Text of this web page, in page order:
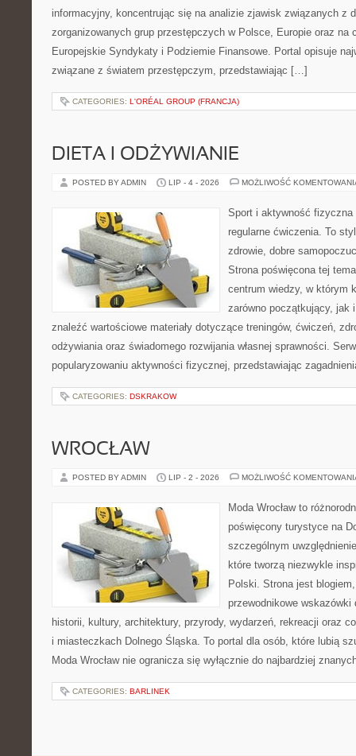
informacyjny, koncentrując się na analizie zjawisk związanych z
zorganizowanych grup przestępczych w Polsce, Europie oraz na
Europejskie Syndykaty i Podziemie Finansowe. Portal opisuje
związane z światem przestępczym, przedstawiając […]
CATEGORIES: L'ORÉAL GROUP (FRANCJA)
DIETA I ODŻYWIANIE
POSTED BY ADMIN LIP - 4 - 2026 MOŻLIWOŚĆ
Sport i aktywność
regularne ćwiczenia. To
zdrowie, dobre
Strona poświęcona tej
centrum wiedzy, w którym
zarówno początkujący, jak
znaleźć wartościowe materiały dotyczące treningów, ćwiczeń,
odżywiania oraz świadomego rozwijania własnej sprawności.
popularyzowaniu aktywności fizycznej, przedstawiając
CATEGORIES: DSKRAKOW
WROCŁAW
POSTED BY ADMIN LIP - 2 - 2026 MOŻLIWOŚĆ
Moda Wrocław to
poświęcony turystyce na
szczególnym
które tworzą niezwykle
Polski. Strona jest
przewodnikowe
historii, kultury, architektury, przyrody, wydarzeń, rekreacji oraz
i miasteczkach Dolnego Śląska. To portal dla osób, które lubią
Moda Wrocław nie ogranicza się wyłącznie do najbardziej
CATEGORIES: BARLINEK